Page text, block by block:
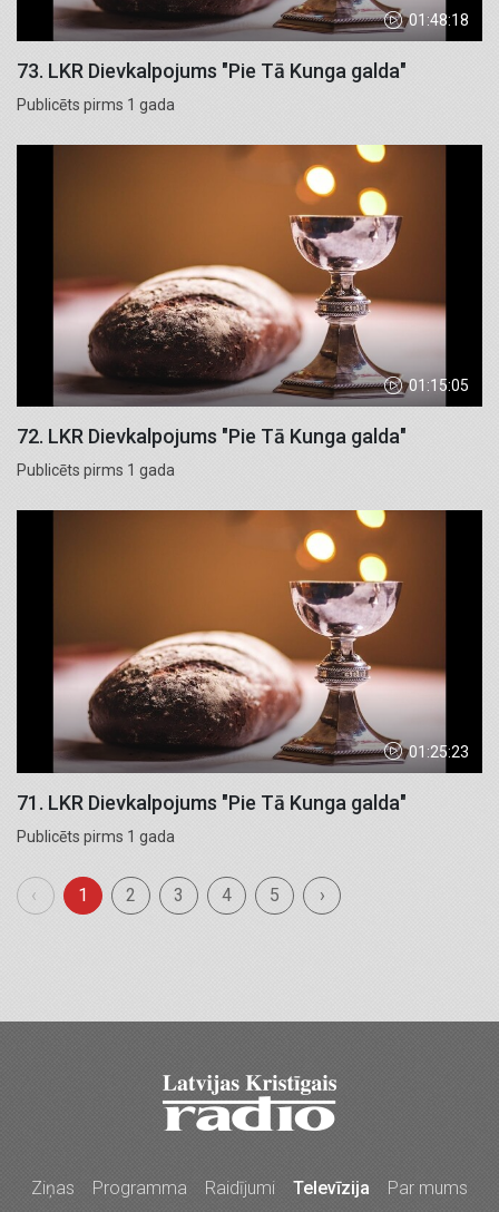
01:48:18
73. LKR Dievkalpojums "Pie Tā Kunga galda"
Publicēts pirms 1 gada
01:15:05
72. LKR Dievkalpojums "Pie Tā Kunga galda"
Publicēts pirms 1 gada
01:25:23
71. LKR Dievkalpojums "Pie Tā Kunga galda"
Publicēts pirms 1 gada
‹ 1 2 3 4 5 ›
Ziņas Programma Raidījumi Televīzija Par mums